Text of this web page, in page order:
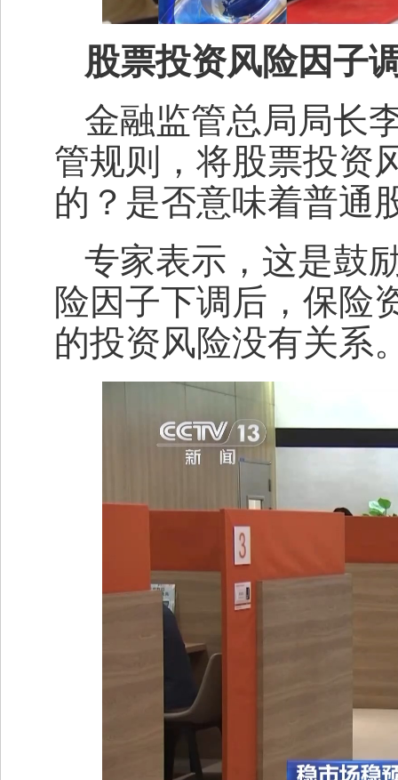
股票投资风险因子
金融监管总局局长
管规则，将股票投资
的？是否意味着普通
专家表示，这是鼓
险因子下调后，保险
的投资风险没有关系